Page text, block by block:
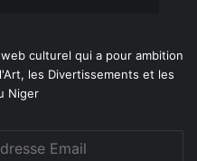
culturel qui a pour ambition
les Divertissements et les
Niger